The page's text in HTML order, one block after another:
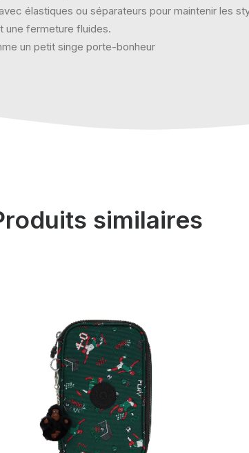
élastiques ou séparateurs pour maintenir les
une fermeture fluides.
un petit singe porte-bonheur
similaires